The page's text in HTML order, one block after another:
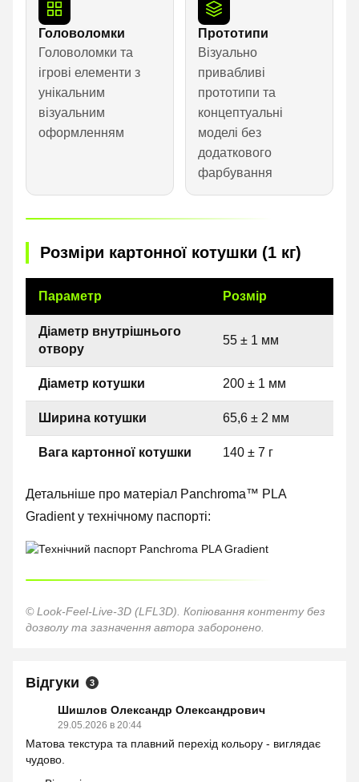
Головоломки
Головоломки та
ігрові елементи з
унікальним
візуальним
оформленням
Прототипи
Візуально
привабливі
прототипи та
концептуальні
моделі без
додаткового
фарбування
Розміри картонної котушки (1 кг)
Параметр Розмір
Діаметр внутрішнього
отвору
55 ± 1 мм
Діаметр котушки 200 ± 1 мм
Ширина котушки 65,6 ± 2 мм
Вага картонної котушки 140 ± 7 г
Детальніше про матеріал Panchroma™ PLA
Gradient у технічному паспорті:
© Look-Feel-Live-3D (LFL3D). Копіювання контенту без
дозволу та зазначення автора заборонено.
Відгуки 3
Шишлов Олександр Олександрович
29.05.2026 в 20:44
Матова текстура та плавний перехід кольору - виглядає
чудово.